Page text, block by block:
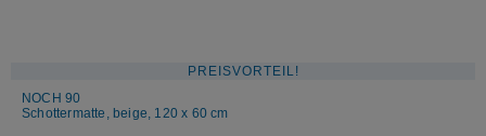
PREISVORTEIL!
NOCH 90
Schottermatte, beige, 120 x 60 cm